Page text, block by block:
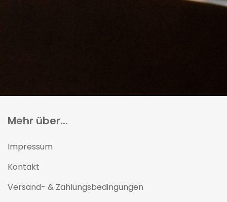
Mehr über...
Impressum
Kontakt
Versand- & Zahlungsbedingungen